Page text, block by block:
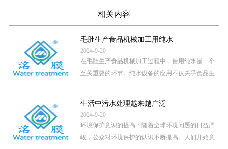
相关内容
毛肚生产食品机械加工用纯水
2024-9-20
在毛肚生产食品机械加工过程中，使用纯水是一个
至关重要的环节。纯水设备的应用不仅关乎食品生
生活中污水处理越来越广泛
2024-9-20
环境保护意识的提高：随着全球环境问题的日益严
峻，公众对环境保护的认识不断提高。人们开始意